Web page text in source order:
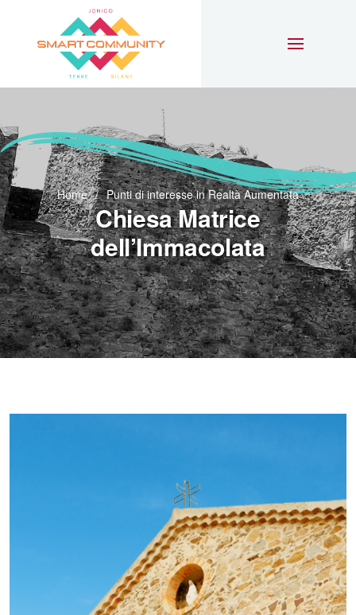
Home Punti di interesse in Realtà Aumentata
Chiesa Matrice
dell’Immacolata